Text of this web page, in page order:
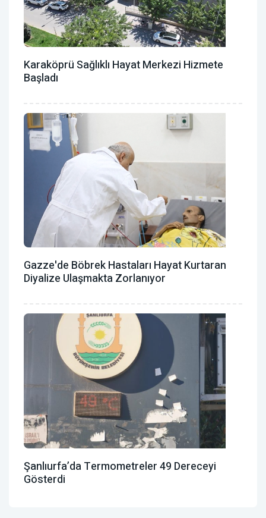
Karaköprü Sağlıklı Hayat Merkezi Hizmete
Başladı
Gazze'de Böbrek Hastaları Hayat Kurtaran
Diyalize Ulaşmakta Zorlanıyor
Şanlıurfa’da Termometreler 49 Dereceyi
Gösterdi